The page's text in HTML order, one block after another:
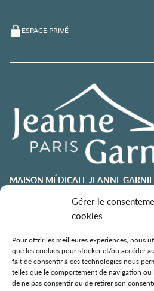
Gérer le
cookies
Pour offrir les meilleures expériences, nous
que les cookies pour stocker et/ou accéder
fait de consentir à ces technologies nous
telles que le comportement de navigation ou
de ne pas consentir ou de retirer son
ESPACE PRIVÉ
MAISON MÉDICALE JEANNE
contact@jeannegarnier-paris.org
01 43 92 21 00
106 avenue Émile Zola
75015 Paris
ESPACE AURÉLIE JOUSSET
01 43 92 21 98
108, avenue Émile Zola